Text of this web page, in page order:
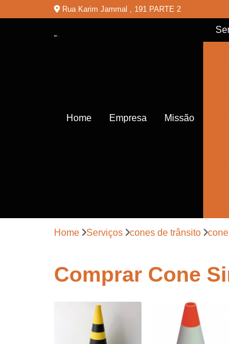
Rua Karim Jammal , 191 PARTE 2
Home Empresa Missão
Home Serviços cones de trânsito
Comprar Cone